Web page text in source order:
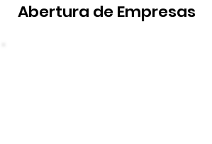
Abertura de Empresas